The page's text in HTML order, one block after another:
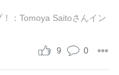
：Tomoya Saitoさんイン
0
9